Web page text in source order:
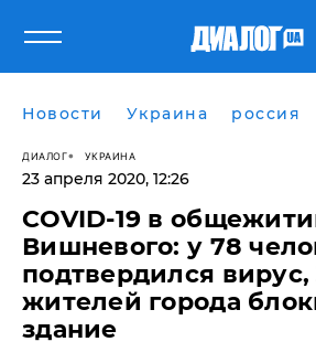
Новости Украина россия
ДИАЛОГ УКРАИНА
23 апреля 2020, 12:26
COVID-19 в
Вишневого: у 78
подтвердился вирус,
жителей города
здание